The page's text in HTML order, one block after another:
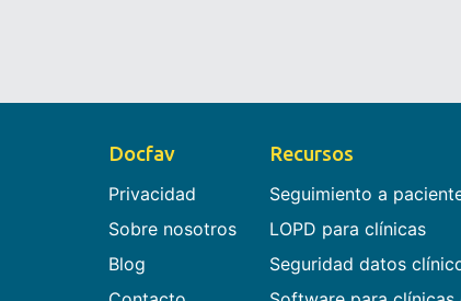
Docfav
Privacidad
Sobre nosotros
Blog
Recursos
Seguimiento a
LOPD para clínicas
Seguridad datos